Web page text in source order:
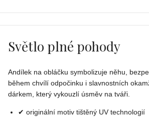
Světlo plné pohody
Andílek na obláčku symbolizuje něhu,
během chvílí odpočinku i slavnostních
dárkem, který vykouzlí úsměv na tváři.
✔ originální motiv tištěný UV technologií